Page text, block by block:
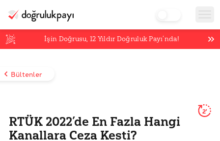
İşin Doğrusu,12 Yıldır Doğruluk Payı’nda!
Bültenler
RTÜK 2022’de En Fazla Hangi
Kanallara Ceza Kesti?
2'